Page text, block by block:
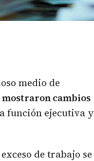
medio de
cambios
función ejecutiva y
de trabajo se